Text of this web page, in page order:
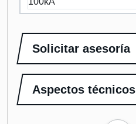
Solicitar asesoría
Aspectos técnicos